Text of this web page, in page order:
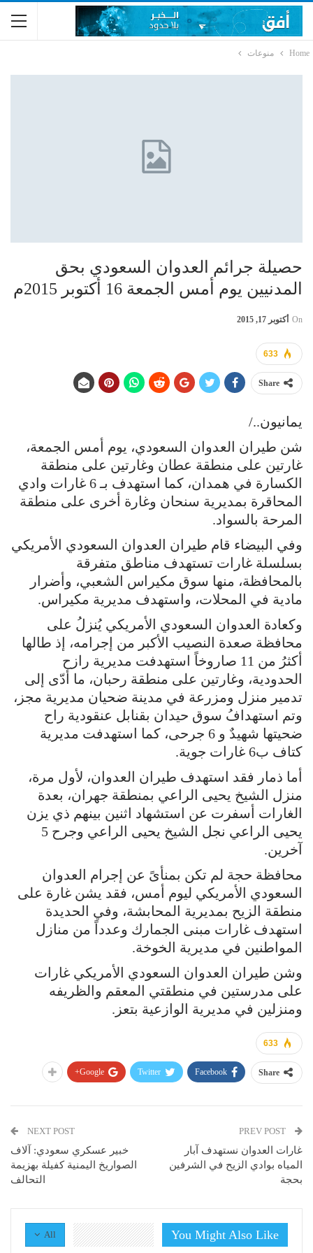
Home منوعات
حصيلة جرائم العدوان السعودي بحق
المدنيين يوم أمس الجمعة 16 أكتوبر 2015م
On أكتوبر 17, 2015
633
Share
يمانيون../
شن طيران العدوان السعودي، يوم أمس الجمعة،
غارتين على منطقة عطان وغارتين على منطقة
الكسارة في همدان، كما استهدف بـ 6 غارات وادي
المحاقرة بمديرية سنحان وغارة أخرى على منطقة
المرحة بالسواد.
وفي البيضاء قام طيران العدوان السعودي الأمريكي
بسلسلة غارات تستهدف مناطق متفرقة
بالمحافظة، منها سوق مكيراس الشعبي، وأضرار
مادية في المحلات، واستهدف مديرية مكيراس.
وكعادة العدوان السعودي الأمريكي يُنزلُ على
محافظة صعدة النصيب الأكبر من إجرامه، إذ طالها
أكثرُ من 11 صاروخاً استهدفت مديرية رازح
الحدودية، وغارتين على منطقة رحبان، ما أدّى إلى
تدمير منزل ومزرعة في مدينة ضحيان مديرية مجز،
وتم استهدافُ سوق حيدان بقنابل عنقودية راح
ضحيتها شهيدٌ و 6 جرحى، كما استهدفت مديرية
كتاف ب6 غارات جوية.
أما ذمار فقد استهدف طيران العدوان، لأول مرة،
منزل الشيخ يحيى الراعي بمنطقة جهران، بعدة
الغارات أسفرت عن استشهاد اثنين بينهم ذي يزن
يحيى الراعي نجل الشيخ يحيى الراعي وجرح 5
آخرين.
محافظة حجة لم تكن بمنأىً عن إجرام العدوان
السعودي الأمريكي ليوم أمس، فقد يشن غارة على
منطقة الزيح بمديرية المحابشة، وفي الحديدة
استهدف غارات مبنى الجمارك وعدداً من منازل
المواطنين في مديرية الخوخة.
وشن طيران العدوان السعودي الأمريكي غارات
على مدرستين في منطقتي المعقم والظريفه
ومنزلين في مديرية الوازعية بتعز.
633
Share
Facebook
Twitter
Google+
غارات العدوان نستهدف آبار
المياه بوادي الزيح في الشرفين
بحجة
NEXT POST
خبير عسكري سعودي: آلاف
الصواريخ اليمنية كفيلة بهزيمة
التحالف
All You Might Also Like